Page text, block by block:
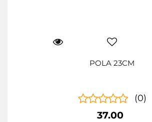
POLA 23CM
(0)
37.00